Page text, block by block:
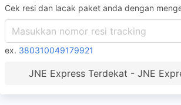
Cek resi dan lacak paket anda dengan
ex. 380310049179921
JNE Express Terdekat - JNE